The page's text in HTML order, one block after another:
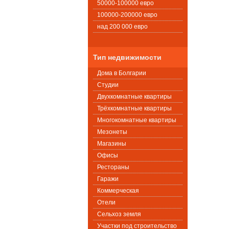
50000-100000 евро
100000-200000 евро
над 200 000 евро
Тип недвижимости
Дома в Болгарии
Студии
Двухкомнатные квартиры
Трёхкомнатные квартиры
Многокомнатные квартиры
Мезонеты
Магазины
Офисы
Рестораны
Гаражи
Коммерческая
Oтели
Сельхоз земля
Участки под строительство